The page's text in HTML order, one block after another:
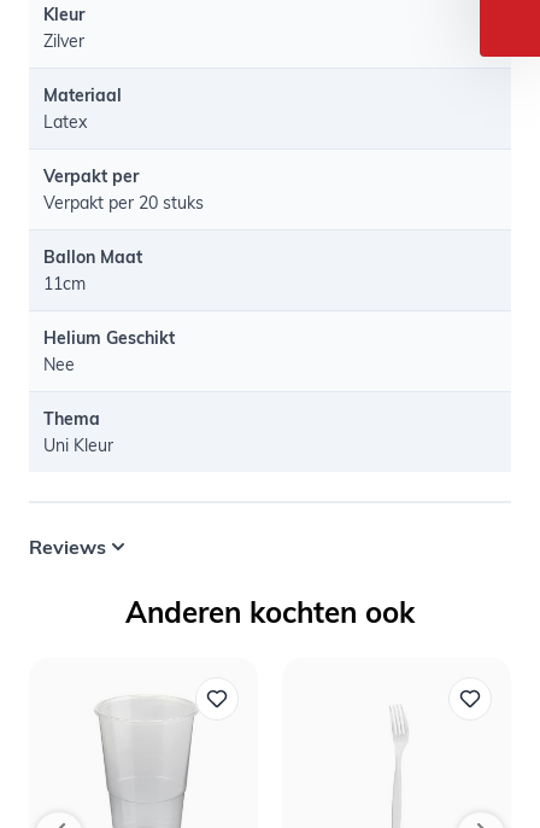
Kleur
Zilver
Materiaal
Latex
Verpakt per
Verpakt per 20 stuks
Ballon Maat
11cm
Helium Geschikt
Nee
Thema
Uni Kleur
Reviews
Anderen kochten ook